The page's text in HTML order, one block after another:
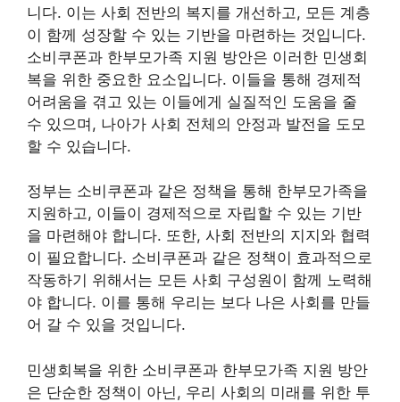
니다. 이는 사회 전반의 복지를 개선하고, 모든 계층
이 함께 성장할 수 있는 기반을 마련하는 것입니다.
소비쿠폰과 한부모가족 지원 방안은 이러한 민생회
복을 위한 중요한 요소입니다. 이들을 통해 경제적
어려움을 겪고 있는 이들에게 실질적인 도움을 줄
수 있으며, 나아가 사회 전체의 안정과 발전을 도모
할 수 있습니다.
정부는 소비쿠폰과 같은 정책을 통해 한부모가족을
지원하고, 이들이 경제적으로 자립할 수 있는 기반
을 마련해야 합니다. 또한, 사회 전반의 지지와 협력
이 필요합니다. 소비쿠폰과 같은 정책이 효과적으로
작동하기 위해서는 모든 사회 구성원이 함께 노력해
야 합니다. 이를 통해 우리는 보다 나은 사회를 만들
어 갈 수 있을 것입니다.
민생회복을 위한 소비쿠폰과 한부모가족 지원 방안
은 단순한 정책이 아닌, 우리 사회의 미래를 위한 투